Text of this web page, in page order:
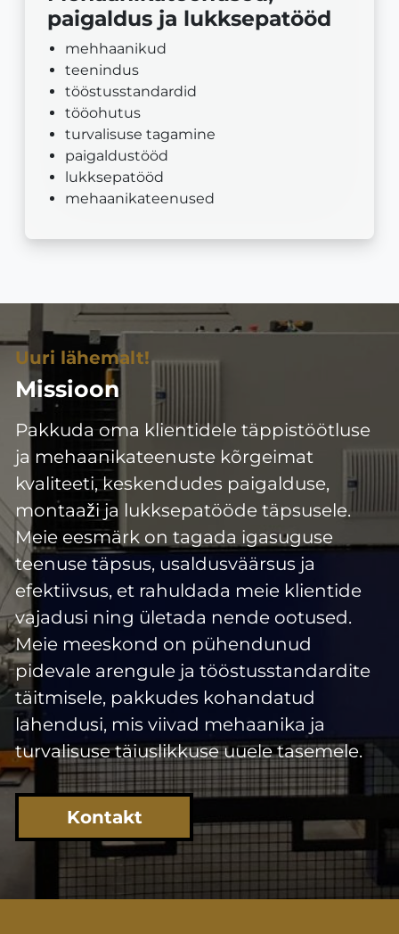
paigaldus ja lukksepatööd
mehhaanikud
teenindus
tööstusstandardid
tööohutus
turvalisuse tagamine
paigaldustööd
lukksepatööd
mehaanikateenused
Uuri lähemalt!
Missioon
Pakkuda oma klientidele täppistöötluse
ja mehaanikateenuste kõrgeimat
kvaliteeti, keskendudes paigalduse,
montaaži ja lukksepatööde täpsusele.
Meie eesmärk on tagada igasuguse
teenuse täpsus, usaldusväärsus ja
efektiivsus, et rahuldada meie klientide
vajadusi ning ületada nende ootused.
Meie meeskond on pühendunud
pidevale arengule ja tööstusstandardite
täitmisele, pakkudes kohandatud
lahendusi, mis viivad mehaanika ja
turvalisuse täiuslikkuse uuele tasemele.
Kontakt